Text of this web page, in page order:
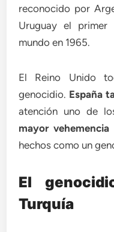
reconocido por
Uruguay el
mundo en 1965.
El Reino Unido
genocidio. España
atención uno de
mayor
hechos como un
El
Turquía